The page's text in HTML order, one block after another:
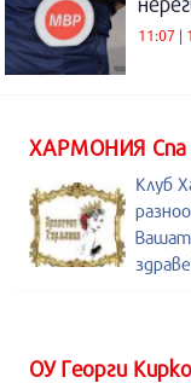
11:07 |
ХАРМОНИЯ Спа
Клуб
ОУ Георги